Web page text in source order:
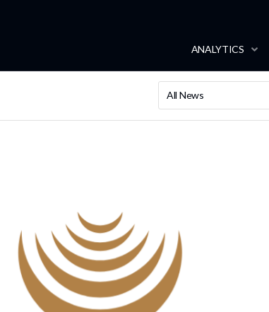
ANALYTICS
All News